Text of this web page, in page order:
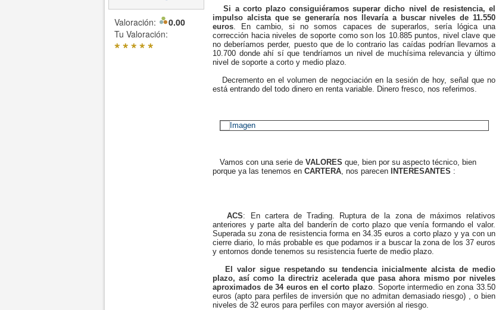
Valoración:
0.00
Tu Valoración:
*****
Si a corto plazo consiguiéramos superar dicho nivel de resistencia, el
impulso alcista que se generaría nos llevaría a buscar niveles de 11.550
euros. En cambio, si no somos capaces de superarlos, sería lógica una
corrección hacia niveles de soporte como son los 10.885 puntos, nivel clave que
no deberíamos perder, puesto que de lo contrario las caídas podrían llevarnos a
10.700 donde ahí sí que tendríamos un nivel de muchísima relevancia y último
nivel de soporte a corto y medio plazo.
Decremento en el volumen de negociación en la sesión de hoy, señal que no
está entrando del todo dinero en renta variable. Dinero fresco, nos referimos.
Vamos con una serie de VALORES que, bien por su aspecto técnico, bien
porque ya las tenemos en CARTERA, nos parecen INTERESANTES :
ACS: En cartera de Trading. Ruptura de la zona de máximos relativos
anteriores y parte alta del banderín de corto plazo que venía formando el valor.
Superada su zona de resistencia forma en 34.35 euros a corto plazo y ya con un
cierre diario, lo más probable es que podamos ir a buscar la zona de los 37 euros
y entornos donde tenemos su resistencia fuerte de medio plazo.
El valor sigue respetando su tendencia inicialmente alcista de medio
plazo, así como la directriz acelerada que pasa ahora mismo por niveles
aproximados de 34 euros en el corto plazo. Soporte intermedio en zona 33.50
euros (apto para perfiles de inversión que no admitan demasiado riesgo) , o bien
niveles de 32 euros para perfiles con mayor aversión al riesgo.